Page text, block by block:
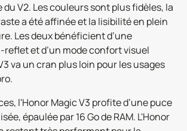
du V2. Les couleurs sont plus fidèles, la
a été affinée et la lisibilité en plein
Les deux bénéficient d’une
et d’un mode confort visuel
va un cran plus loin pour les usages
l'Honor Magic V3 profite d’une puce
épaulée par 16 Go de RAM. L'Honor